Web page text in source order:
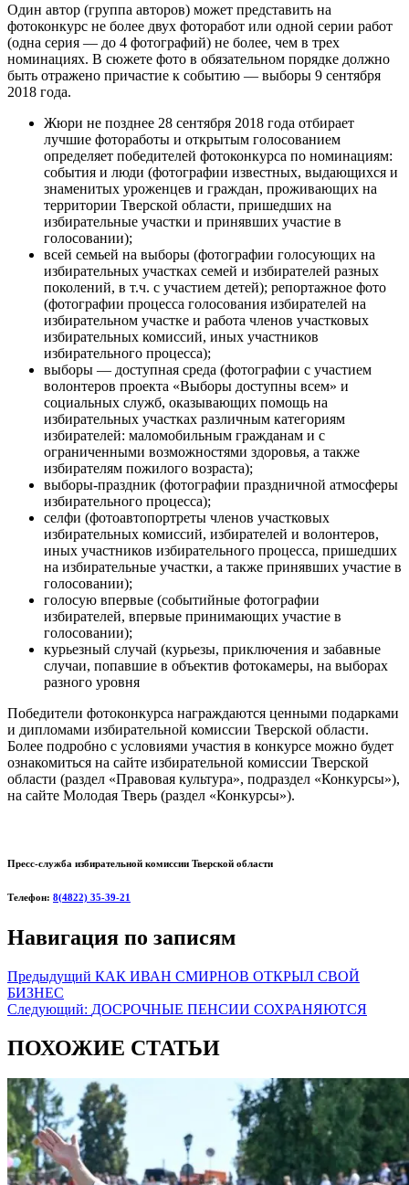
Один автор (группа авторов) может представить на
фотоконкурс не более двух фоторабот или одной серии работ
(одна серия — до 4 фотографий) не более, чем в трех
номинациях. В сюжете фото в обязательном порядке должно
быть отражено причастие к событию — выборы 9 сентября
2018 года.
Жюри не позднее 28 сентября 2018 года отбирает
лучшие фотоработы и открытым голосованием
определяет победителей фотоконкурса по номинациям:
события и люди (фотографии известных, выдающихся и
знаменитых уроженцев и граждан, проживающих на
территории Тверской области, пришедших на
избирательные участки и принявших участие в
голосовании);
всей семьей на выборы (фотографии голосующих на
избирательных участках семей и избирателей разных
поколений, в т.ч. с участием детей); репортажное фото
(фотографии процесса голосования избирателей на
избирательном участке и работа членов участковых
избирательных комиссий, иных участников
избирательного процесса);
выборы — доступная среда (фотографии с участием
волонтеров проекта «Выборы доступны всем» и
социальных служб, оказывающих помощь на
избирательных участках различным категориям
избирателей: маломобильным гражданам и с
ограниченными возможностями здоровья, а также
избирателям пожилого возраста);
выборы-праздник (фотографии праздничной атмосферы
избирательного процесса);
селфи (фотоавтопортреты членов участковых
избирательных комиссий, избирателей и волонтеров,
иных участников избирательного процесса, пришедших
на избирательные участки, а также принявших участие в
голосовании);
голосую впервые (событийные фотографии
избирателей, впервые принимающих участие в
голосовании);
курьезный случай (курьезы, приключения и забавные
случаи, попавшие в объектив фотокамеры, на выборах
разного уровня
Победители фотоконкурса награждаются ценными подарками
и дипломами избирательной комиссии Тверской области.
Более подробно с условиями участия в конкурсе можно будет
ознакомиться на сайте избирательной комиссии Тверской
области (раздел «Правовая культура», подраздел «Конкурсы»),
на сайте Молодая Тверь (раздел «Конкурсы»).
Пресс-служба избирательной комиссии Тверской области
Телефон: 8(4822) 35-39-21
Навигация по записям
Предыдущий КАК ИВАН СМИРНОВ ОТКРЫЛ СВОЙ
БИЗНЕС
Следующий: ДОСРОЧНЫЕ ПЕНСИИ СОХРАНЯЮТСЯ
ПОХОЖИЕ СТАТЬИ